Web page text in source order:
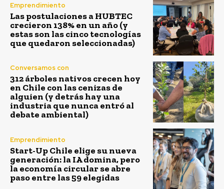
Emprendimiento
Las postulaciones a HUBTEC
crecieron 138% en un año (y
estas son las cinco tecnologías
que quedaron seleccionadas)
Conversamos con
312 árboles nativos crecen hoy
en Chile con las cenizas de
alguien (y detrás hay una
industria que nunca entró al
debate ambiental)
Emprendimiento
Start-Up Chile elige su nueva
generación: la IA domina, pero
la economía circular se abre
paso entre las 59 elegidas